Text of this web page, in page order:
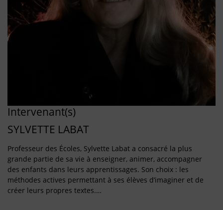
Intervenant(s)
SYLVETTE LABAT
Professeur des Écoles, Sylvette Labat a consacré la plus
grande partie de sa vie à enseigner, animer, accompagner
des enfants dans leurs apprentissages. Son choix : les
méthodes actives permettant à ses élèves d’imaginer et de
créer leurs propres textes.…